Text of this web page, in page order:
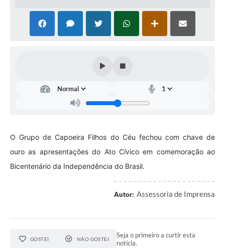
Carta de Serviços
O Grupo de Capoeira Filhos do Céu fechou com chave de
ouro as apresentações do Ato Cívico em comemoração ao
Bicentenário da Independência do Brasil.
Autor: Assessoria de Imprensa
GOSTEI NÃO GOSTEI
Seja o primeiro a curtir esta
notícia.